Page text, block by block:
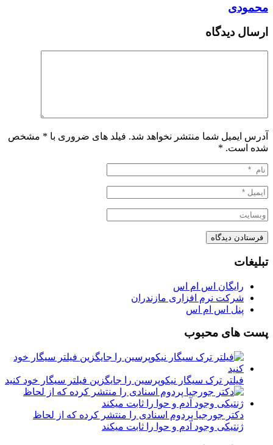
محمودی
ارسال دیدگاه
آدرس ایمیل شما منتشر نخواهد شد. فیلد های ضروری با * مشخص
شده است. *
تبلیغات
رایگان اس ام اس
شرکت نرم افزاری مازندران
پنل اس ام اس
پست های محبوب
فیلتر ترک سیگار نیکوپرسین را جایگزین فیلتر سیگار خود کنید
دکتر جورجیا پردوم اسنادی را منتشر کرده که از لحاظ
ژنتیکی وجود آدم و حوا را ثابت میکند